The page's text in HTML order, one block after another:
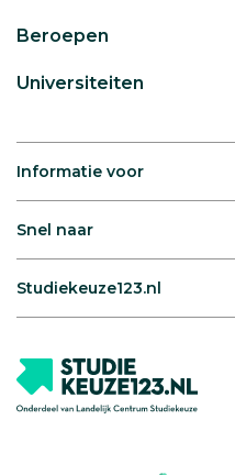
Beroepen
Universiteiten
Informatie voor
Snel naar
Studiekeuze123.nl